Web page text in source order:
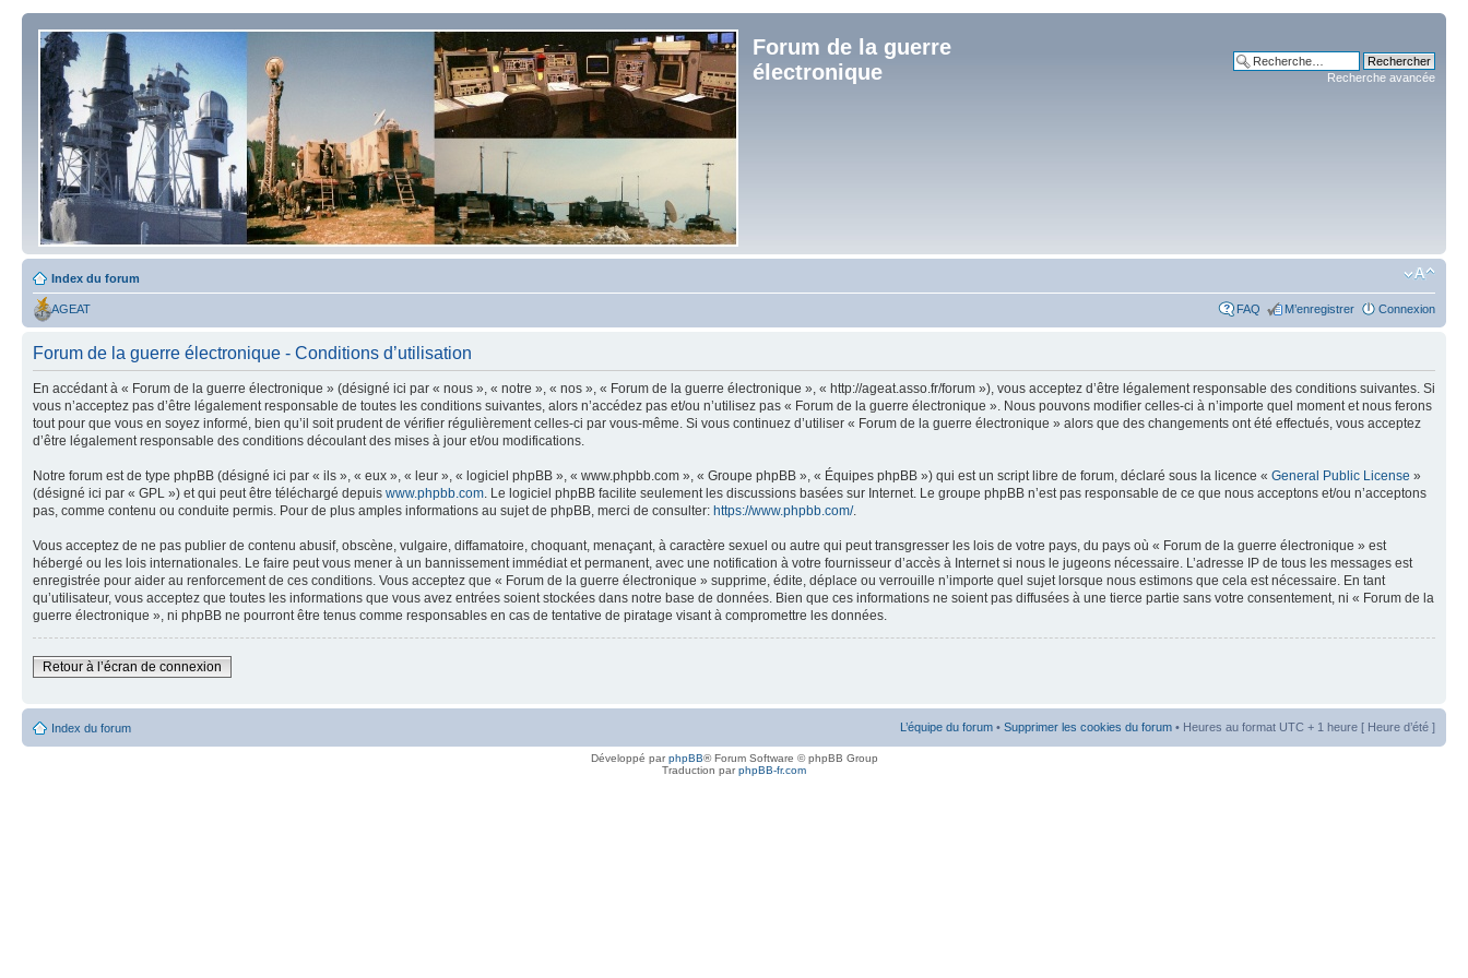
Forum de la guerre
électronique
Recherche avancée
Index du forum
AGEAT FAQ M’enregistrer Connexion
Forum de la guerre électronique - Conditions d’utilisation
En accédant à « Forum de la guerre électronique » (désigné ici par « nous », « notre », « nos », « Forum de la guerre électronique », « http://ageat.asso.fr/forum »), vous acceptez d’être légalement responsable des conditions suivantes. Si
vous n’acceptez pas d’être légalement responsable de toutes les conditions suivantes, alors n’accédez pas et/ou n’utilisez pas « Forum de la guerre électronique ». Nous pouvons modifier celles-ci à n’importe quel moment et nous ferons
tout pour que vous en soyez informé, bien qu’il soit prudent de vérifier régulièrement celles-ci par vous-même. Si vous continuez d’utiliser « Forum de la guerre électronique » alors que des changements ont été effectués, vous acceptez
d’être légalement responsable des conditions découlant des mises à jour et/ou modifications.
Notre forum est de type phpBB (désigné ici par « ils », « eux », « leur », « logiciel phpBB », « www.phpbb.com », « Groupe phpBB », « Équipes phpBB ») qui est un script libre de forum, déclaré sous la licence « General Public License »
(désigné ici par « GPL ») et qui peut être téléchargé depuis www.phpbb.com. Le logiciel phpBB facilite seulement les discussions basées sur Internet. Le groupe phpBB n’est pas responsable de ce que nous acceptons et/ou n’acceptons
pas, comme contenu ou conduite permis. Pour de plus amples informations au sujet de phpBB, merci de consulter: https://www.phpbb.com/.
Vous acceptez de ne pas publier de contenu abusif, obscène, vulgaire, diffamatoire, choquant, menaçant, à caractère sexuel ou autre qui peut transgresser les lois de votre pays, du pays où « Forum de la guerre électronique » est
hébergé ou les lois internationales. Le faire peut vous mener à un bannissement immédiat et permanent, avec une notification à votre fournisseur d’accès à Internet si nous le jugeons nécessaire. L’adresse IP de tous les messages est
enregistrée pour aider au renforcement de ces conditions. Vous acceptez que « Forum de la guerre électronique » supprime, édite, déplace ou verrouille n’importe quel sujet lorsque nous estimons que cela est nécessaire. En tant
qu’utilisateur, vous acceptez que toutes les informations que vous avez entrées soient stockées dans notre base de données. Bien que ces informations ne soient pas diffusées à une tierce partie sans votre consentement, ni « Forum de la
guerre électronique », ni phpBB ne pourront être tenus comme responsables en cas de tentative de piratage visant à compromettre les données.
Retour à l’écran de connexion
Index du forum L’équipe du forum • Supprimer les cookies du forum • Heures au format UTC + 1 heure [ Heure d’été ]
Développé parphpBB® Forum Software © phpBB Group
Traduction parphpBB-fr.com